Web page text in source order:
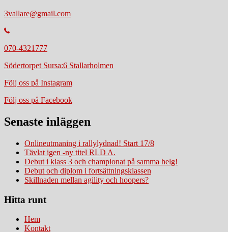
3vallare@gmail.com
070-4321777
Södertorpet Sursa:6 Stallarholmen
Följ oss på Instagram
Följ oss på Facebook
Senaste inläggen
Onlineutmaning i rallylydnad! Start 17/8
Tävlat igen -ny titel RLD A.
Debut i klass 3 och championat på samma helg!
Debut och diplom i fortsättningsklassen
Skillnaden mellan agility och hoopers?
Hitta runt
Hem
Kontakt